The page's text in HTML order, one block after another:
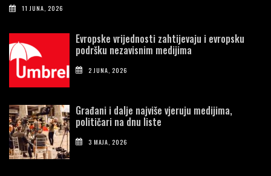
11 JUNA, 2026
Evropske vrijednosti zahtijevaju i evropsku
podršku nezavisnim medijima
2 JUNA, 2026
Građani i dalje najviše vjeruju medijima,
političari na dnu liste
3 MAJA, 2026